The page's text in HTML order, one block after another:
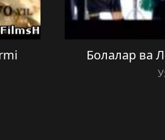
Болалар ва